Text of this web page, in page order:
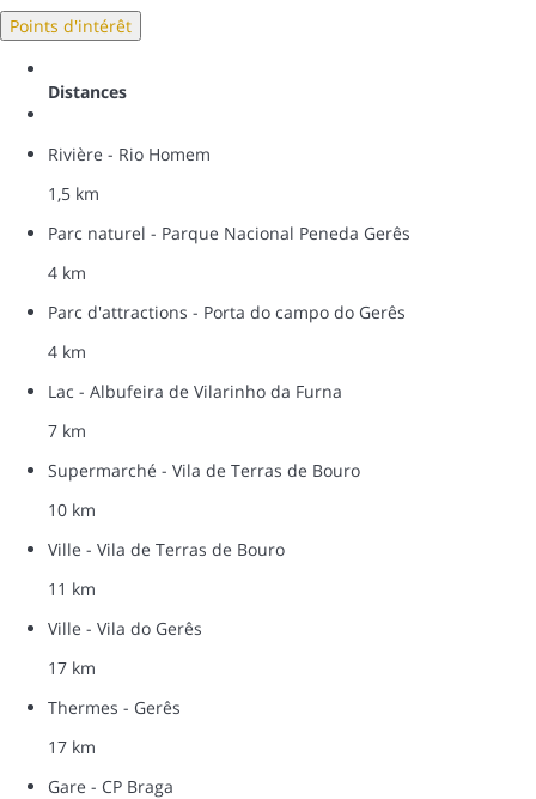
Points d'intérêt
Distances
Rivière - Rio Homem
1,5 km
Parc naturel - Parque Nacional Peneda Gerês
4 km
Parc d'attractions - Porta do campo do Gerês
4 km
Lac - Albufeira de Vilarinho da Furna
7 km
Supermarché - Vila de Terras de Bouro
10 km
Ville - Vila de Terras de Bouro
11 km
Ville - Vila do Gerês
17 km
Thermes - Gerês
17 km
Gare - CP Braga